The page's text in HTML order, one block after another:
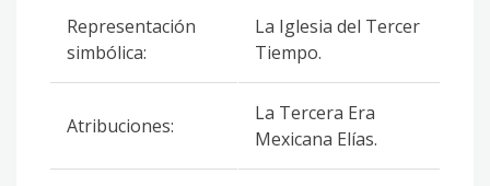
Representación
simbólica:
La Iglesia del Tercer
Tiempo.
Atribuciones:
La Tercera Era
Mexicana Elías.